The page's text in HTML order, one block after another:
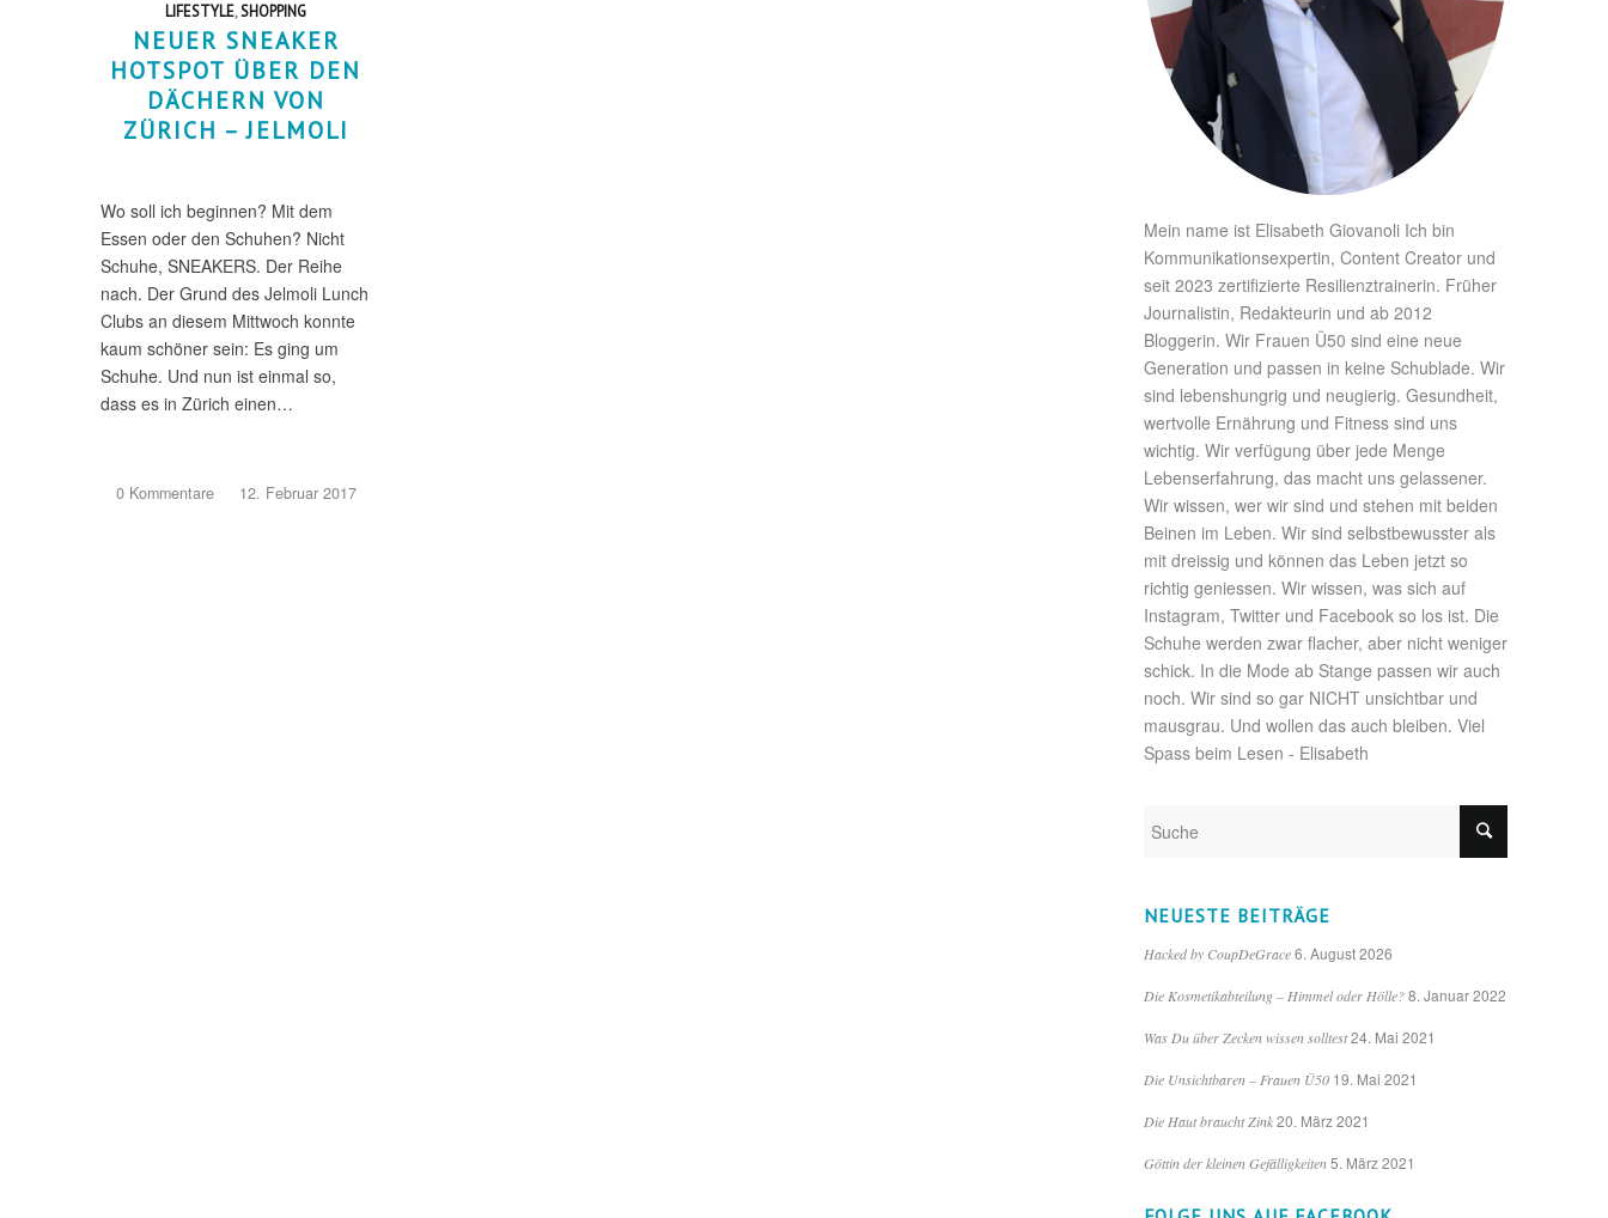
LIFESTYLE,SHOPPING
NEUER SNEAKER
HOTSPOT ÜBER DEN
DÄCHERN VON
ZÜRICH – JELMOLI
Wo soll ich beginnen? Mit dem
Essen oder den Schuhen? Nicht
Schuhe, SNEAKERS. Der Reihe
nach. Der Grund des Jelmoli Lunch
Clubs an diesem Mittwoch konnte
kaum schöner sein: Es ging um
Schuhe. Und nun ist einmal so,
dass es in Zürich einen…
0 Kommentare
/ 12. Februar 2017
Mein name ist Elisabeth Giovanoli Ich bin
Kommunikationsexpertin, Content Creator und
seit 2023 zertifizierte Resilienztrainerin. Früher
Journalistin, Redakteurin und ab 2012
Bloggerin. Wir Frauen Ü50 sind eine neue
Generation und passen in keine Schublade. Wir
sind lebenshungrig und neugierig. Gesundheit,
wertvolle Ernährung und Fitness sind uns
wichtig. Wir verfügung über jede Menge
Lebenserfahrung, das macht uns gelassener.
Wir wissen, wer wir sind und stehen mit beiden
Beinen im Leben. Wir sind selbstbewusster als
mit dreissig und können das Leben jetzt so
richtig geniessen. Wir wissen, was sich auf
Instagram, Twitter und Facebook so los ist. Die
Schuhe werden zwar flacher, aber nicht weniger
schick. In die Mode ab Stange passen wir auch
noch. Wir sind so gar NICHT unsichtbar und
mausgrau. Und wollen das auch bleiben. Viel
Spass beim Lesen - Elisabeth
NEUESTE BEITRÄGE
Hacked by CoupDeGrace 6. August 2026
Die Kosmetikabteilung – Himmel oder Hölle? 8. Januar 2022
Was Du über Zecken wissen solltest 24. Mai 2021
Die Unsichtbaren – Frauen Ü50 19. Mai 2021
Die Haut braucht Zink 20. März 2021
Göttin der kleinen Gefälligkeiten 5. März 2021